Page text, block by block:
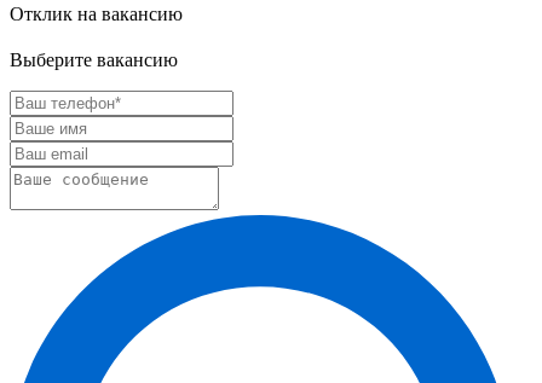
Отклик на вакансию
Выберите вакансию